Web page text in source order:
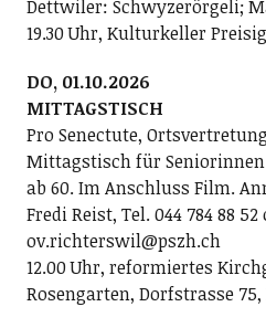
Dettwiler: Schwyzerörgeli;
19.30 Uhr, Kulturkeller
DO, 01.10.2026
MITTAGSTISCH
Pro Senectute,
Mittagstisch für
ab 60. Im Anschluss Film.
Fredi Reist, Tel. 044 784 88
ov.richterswil@pszh.ch
12.00 Uhr, reformiertes
Rosengarten, Dorfstrasse